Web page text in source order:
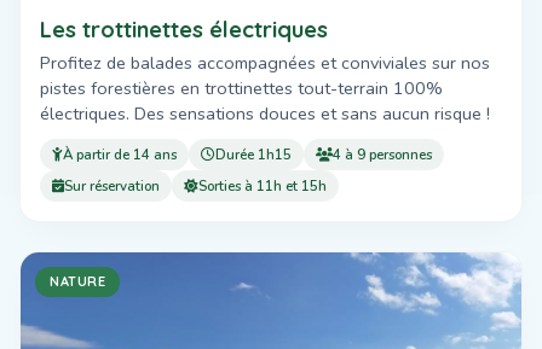
Les trottinettes électriques
Profitez de balades accompagnées et conviviales sur nos
pistes forestières en trottinettes tout-terrain 100%
électriques. Des sensations douces et sans aucun risque !
À partir de 14 ans Durée 1h15
4 à 9 personnes
Sur réservation
Sorties à 11h et 15h
NATURE